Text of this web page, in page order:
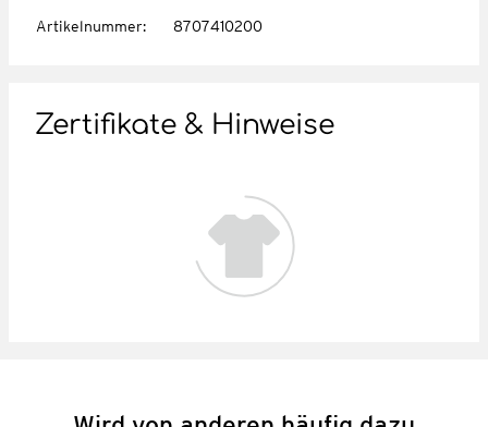
Artikelnummer: 8707410200
Zertifikate & Hinweise